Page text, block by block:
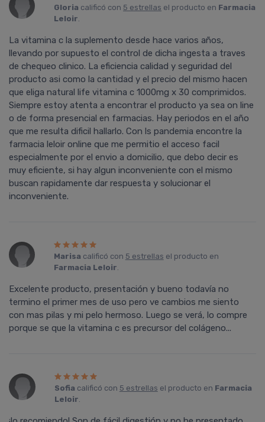
Gloria calificó con 5 estrellas el producto en Farmacia
Leloir.
La vitamina c la suplemento desde hace varios años,
llevando por supuesto el control de dicha ingesta a traves
de chequeo clinico. La eficiencia calidad y seguridad del
producto asi como la cantidad y el precio del mismo hacen
que eliga natural life vitamina c 1000mg x 30 comprimidos.
Siempre estoy atenta a encontrar el producto ya sea on line
o de forma presencial en farmacias. Hay periodos en el año
que me resulta dificil hallarlo. Con ls pandemia encontre la
farmacia leloir online que me permitio el acceso facil
especialmente por el envio a domicilio, que debo decir es
muy eficiente, si hay algun inconveniente con el mismo
buscan rapidamente dar respuesta y solucionar el
inconveniente.
Marisa calificó con 5 estrellas el producto en
Farmacia Leloir.
Excelente producto, presentación y bueno todavía no
termino el primer mes de uso pero ve cambios me siento
con mas pilas y mi pelo hermoso. Luego se verá, lo compre
porque se que la vitamina c es precursor del colágeno...
Sofia calificó con 5 estrellas el producto en Farmacia
Leloir.